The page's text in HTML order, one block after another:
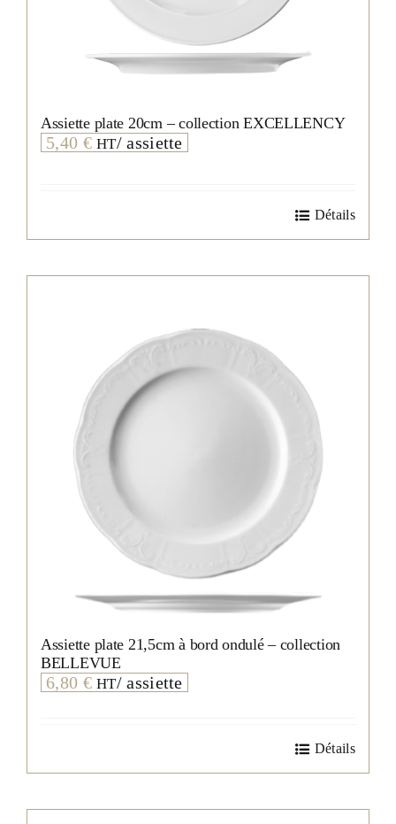
Assiette plate 20cm – collection EXCELLENCY
5,40 € HT/ assiette
Détails
Assiette plate 21,5cm à bord ondulé – collection
BELLEVUE
6,80 € HT/ assiette
Détails